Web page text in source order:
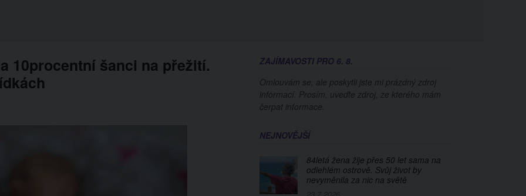
10procentní šanci na přežití.
ZAJÍMAVOSTI PRO 6. 8.
Omlouvám se, ale poskytli jste mi prázdný zdroj
informací. Prosím, uveďte zdroj, ze kterého mám
čerpat informace.
NEJNOVĚJŠÍ
84letá žena žije přes 50 let sama na
odlehlém ostrově. Svůj život by
nevyměnila za nic na světě